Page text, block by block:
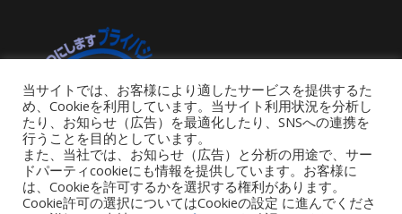
当サイトでは、お客様により適したサービスを提供するた
め、Cookieを利用しています。当サイト利用状況を分析し
たり、お知らせ（広告）を最適化したり、SNSへの連携を
行うことを目的としています。
また、当社では、お知らせ（広告）と分析の用途で、サー
ドパーティcookieにも情報を提供しています。お客様に
は、Cookieを許可するかを選択する権利があります。
Cookie許可の選択についてはCookieの設定 に進んでくださ